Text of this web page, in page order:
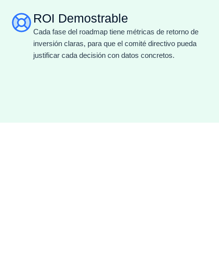
ROI Demostrable
Cada fase del roadmap tiene métricas de retorno de
inversión claras, para que el comité directivo pueda
justificar cada decisión con datos concretos.